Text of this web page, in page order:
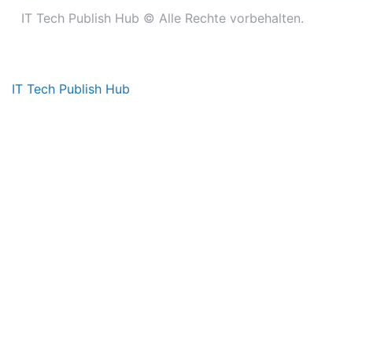
IT Tech Publish Hub © Alle Rechte vorbehalten.
IT Tech Publish Hub